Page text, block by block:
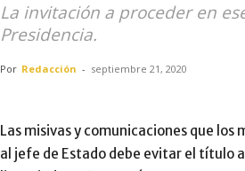
La invitación a proceder en
Presidencia.
Por Redacción - septiembre 21, 2020
Las misivas y comunicaciones que
al jefe de Estado debe evitar el título